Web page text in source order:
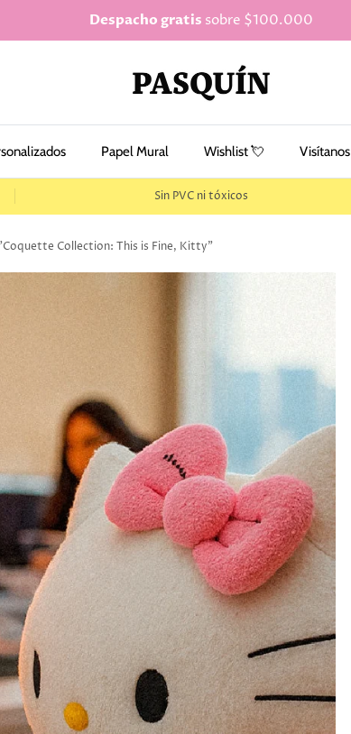
Despacho gratis sobre $100.000
Papel Mural Wishlist 💘 Visítanos
Sin PVC ni tóxicos
Collection: This is Fine, Kitty"